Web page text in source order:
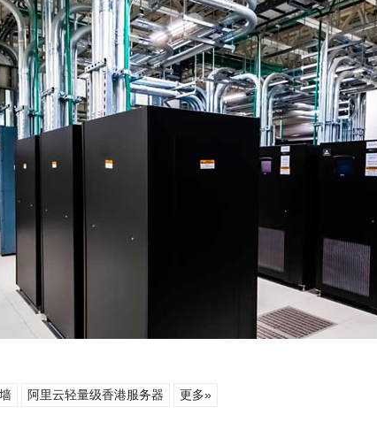
阿里云轻量级香港服务器 更多»